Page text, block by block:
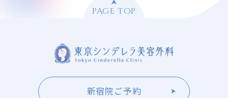
PAGE TOP
新宿院ご予約